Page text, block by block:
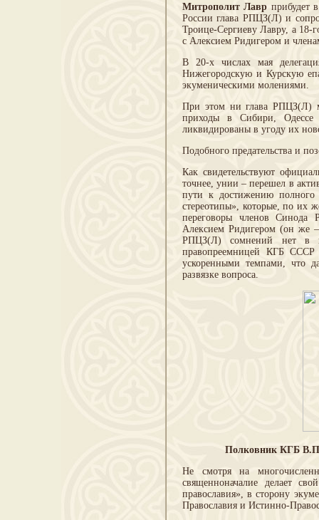
Митрополит Лавр прибудет
России глава РПЦЗ(Л) и
Троице-Сергиеву Лавру, а 18-
с Алексием Ридигером и
В 20-х числах мая
Нижегородскую и Курскую
экуменическими молениями.
При этом ни глава РПЦЗ(Л)
приходы в Сибири, Одессе
ликвидированы в угоду их
Подобного предательства и
Как свидетельствуют
точнее, унии – перешел в
пути к достижению полного
стереотипы», которые, по их
переговоры членов Синода
Алексием Ридигером (он же –
РПЦЗ(Л) сомнений нет в
правопреемницей КГБ
ускоренными темпами, что
развязке вопроса.
Полковник КГБ
Не смотря на
священноначалие делает
православия», в сторону
Православия и Истинно-